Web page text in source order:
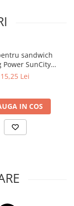
sandwich
Power SunCity
STF29474
15,25 Lei
IN COS